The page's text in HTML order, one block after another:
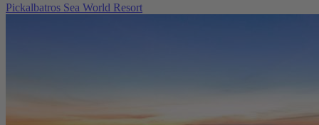
Pickalbatros Sea World Resort